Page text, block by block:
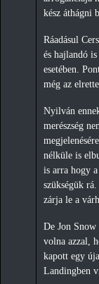
kész áthágni
Ráadásul
és hajlandó
esetében.
még az
Nyilván
merészség
nélküle is
is arra hogy
szükségük
zárja le a
De Jon
volna azzal,
kapott egy
Landingben